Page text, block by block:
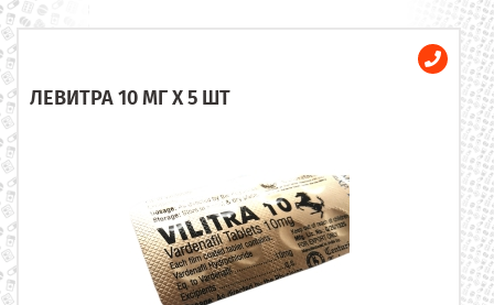
ЛЕВИТРА 10 МГ X 5 ШТ